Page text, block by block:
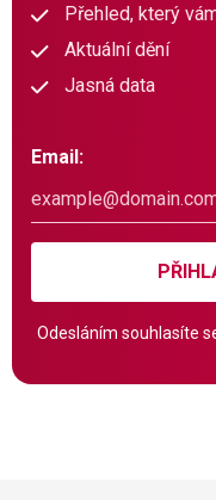
Přehled, který
Aktuální dění
Jasná data
Email:
Odesláním souhlasíte